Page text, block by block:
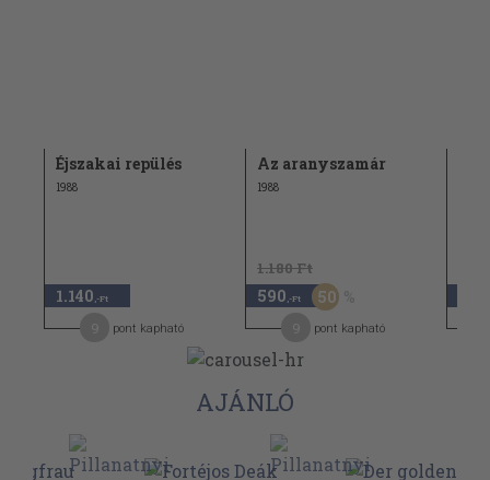
Éjszakai repülés
1988
1.140 ,-Ft
pont kapható
Az aranyszamár
1988
1.180 Ft
590 ,-Ft 50
pont kapható
AJÁNLÓ